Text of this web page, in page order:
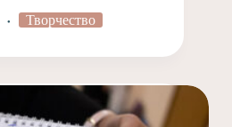
Творчество